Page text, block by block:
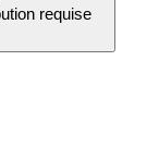
requise